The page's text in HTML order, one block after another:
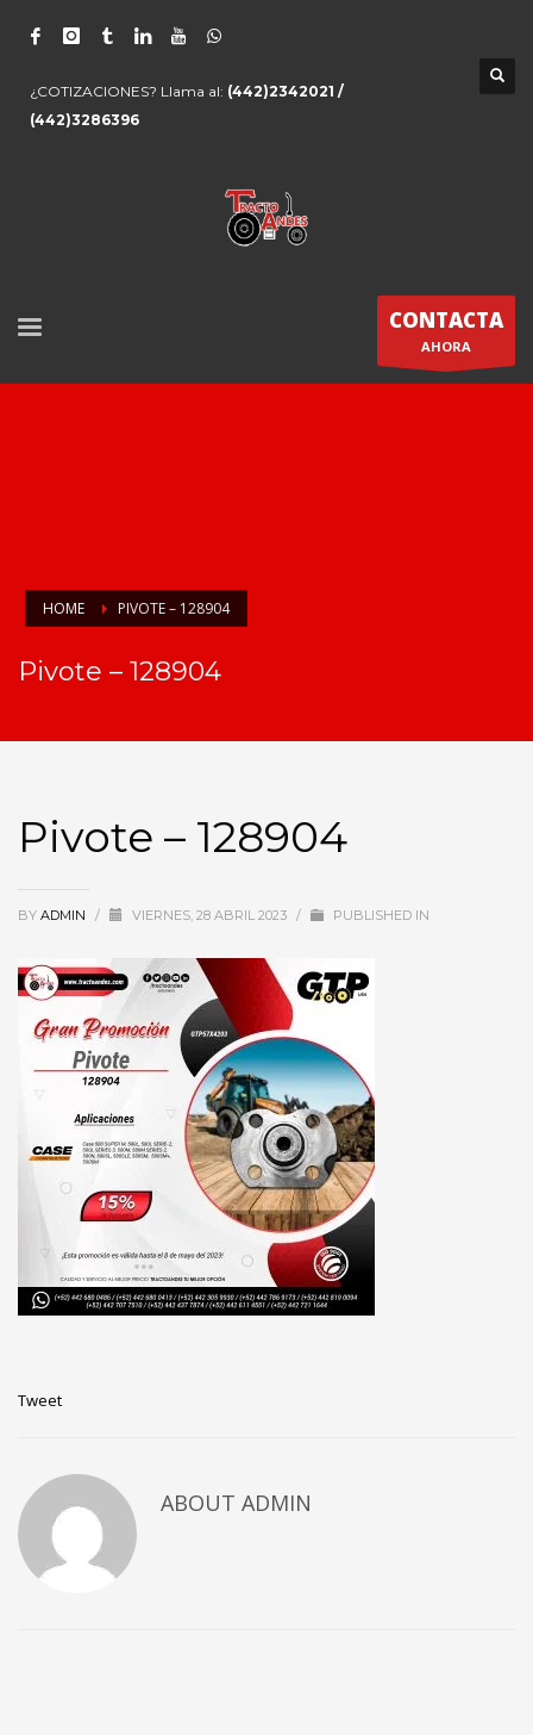
¿COTIZACIONES? Llama al: (442)2342021 /
(442)3286396
CONTACTA
AHORA
HOME PIVOTE – 128904
Pivote – 128904
Pivote – 128904
BY ADMIN / VIERNES, 28 ABRIL 2023 / PUBLISHED IN
Tweet
ABOUT ADMIN